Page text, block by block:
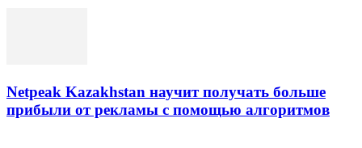
Netpeak Kazakhstan научит получать больше
прибыли от рекламы с помощью алгоритмов